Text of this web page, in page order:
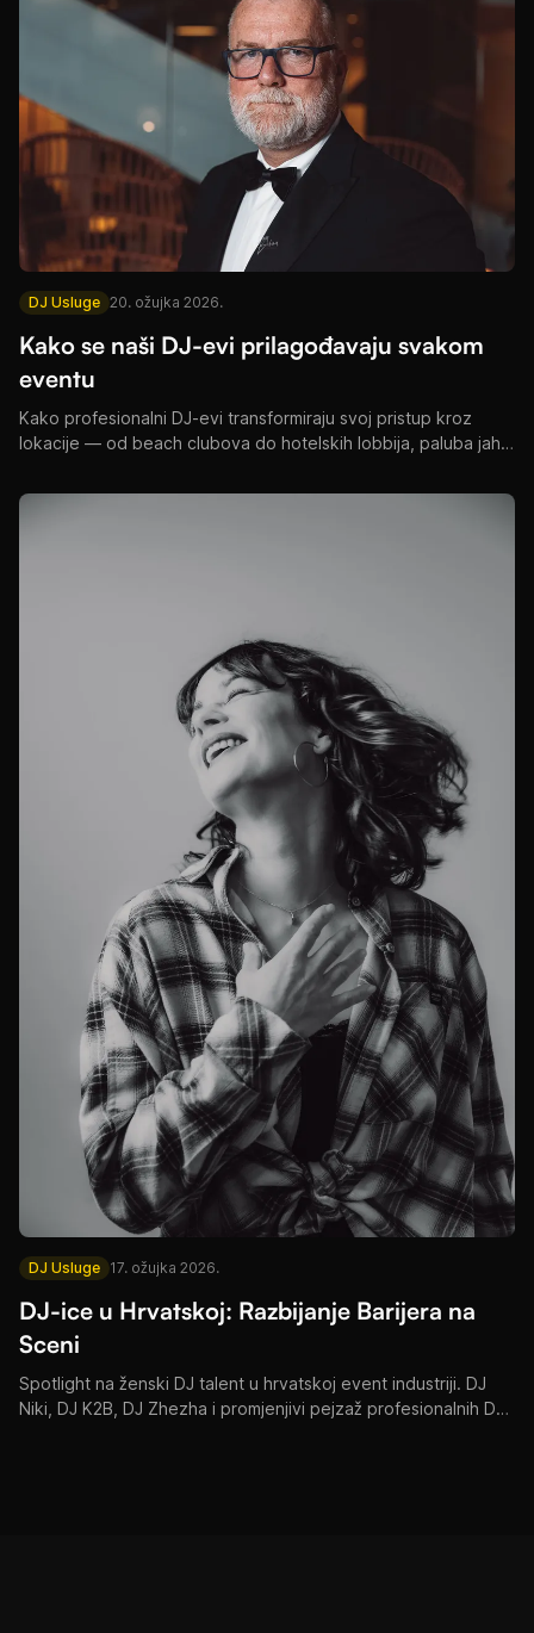
DJ Usluge 20. ožujka 2026.
Kako se naši DJ-evi prilagođavaju svakom
eventu
Kako profesionalni DJ-evi transformiraju svoj pristup kroz
lokacije — od beach clubova do hotelskih lobbija, paluba jahti
DJ Usluge 17. ožujka 2026.
DJ-ice u Hrvatskoj: Razbijanje Barijera na
Sceni
Spotlight na ženski DJ talent u hrvatskoj event industriji. DJ
Niki, DJ K2B, DJ Zhezha i promjenjivi pejzaž profesionalnih DJ